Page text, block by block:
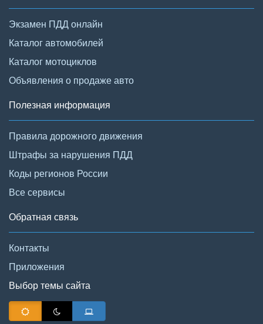
Экзамен ПДД онлайн
Каталог автомобилей
Каталог мотоциклов
Объявления о продаже авто
Полезная информация
Правила дорожного движения
Штрафы за нарушения ПДД
Коды регионов России
Все сервисы
Обратная связь
Контакты
Приложения
Выбор темы сайта